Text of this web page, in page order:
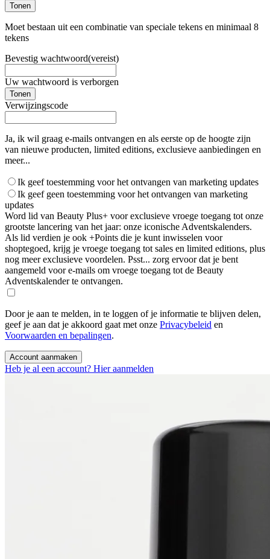
Tonen
Moet bestaan uit een combinatie van speciale tekens en minimaal 8
tekens
Bevestig wachtwoord(vereist)
Uw wachtwoord is verborgen
Tonen
Verwijzingscode
Ja, ik wil graag e-mails ontvangen en als eerste op de hoogte zijn
van nieuwe producten, limited editions, exclusieve aanbiedingen en
meer...
Ik geef toestemming voor het ontvangen van marketing updates
Ik geef geen toestemming voor het ontvangen van marketing
updates
Word lid van Beauty Plus+ voor exclusieve vroege toegang tot onze
grootste lancering van het jaar: onze iconische Adventskalenders.
Als lid verdien je ook +Points die je kunt inwisselen voor
shoptegoed, krijg je vroege toegang tot sales en limited editions, plus
nog meer exclusieve voordelen. Psst... zorg ervoor dat je bent
aangemeld voor e-mails om vroege toegang tot de Beauty
Adventskalender te ontvangen.
Door je aan te melden, in te loggen of je informatie te blijven delen,
geef je aan dat je akkoord gaat met onze Privacybeleid en
Voorwaarden en bepalingen.
Account aanmaken
Heb je al een account? Hier aanmelden